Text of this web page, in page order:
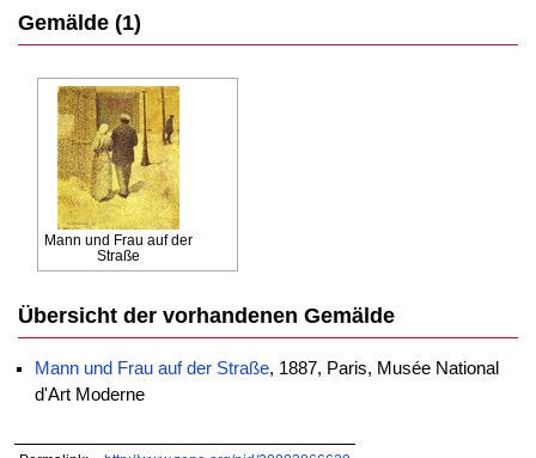
Gemälde (1)
Mann und Frau auf der
Straße
Übersicht der vorhandenen Gemälde
Mann und Frau auf der Straße, 1887, Paris, Musée National
d'Art Moderne